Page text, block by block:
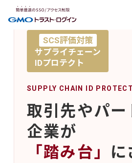
SCS評価対策
サプライチェーン
IDプロテクト
SUPPLY CHAIN ID PROTECT
取引先やパー
企業が
「踏み台」 に